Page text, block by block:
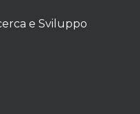
e Sviluppo